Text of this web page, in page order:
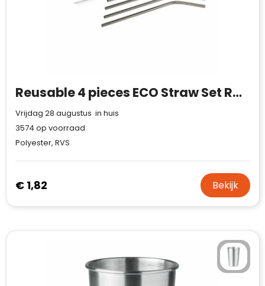
Reusable 4 pieces ECO Straw Set RVS rietjes
Vrijdag 28 augustus in huis
3574 op voorraad
Polyester, RVS
€ 1,82 Bekijk